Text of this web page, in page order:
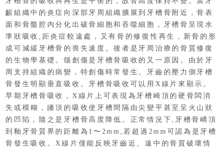
齦組織中的炎症向深部牙周組織擴展到牙槽骨附近，骨表
面和骨髓腔內分化出破骨細胞和吞噬細胞，牙槽骨呈現水
準狀吸收;距炎症較遠處，又有骨的修復性再生，新骨的形
成可減緩牙槽骨的喪失速度。後者是牙周治療的骨質修復
的生物學基礎。颌創傷是牙槽骨吸收的又一原因。由於牙
周支持組織的病變，特創傷時常發生。牙齒的壓力側牙槽
骨發生明顯垂直吸收。牙槽骨吸收可以用X線片來顯示。
早期牙槽骨吸收，X線片上可表現為牙槽崎頂的硬骨闆消
失或模糊，皤頂的吸收使牙槽間隔由尖變平甚至呈火山狀
的凹陷，隨之是牙槽骨高度降低。正常情況下,牙槽骨嶠頂
到釉牙骨質界的距離為1〜2mm,若超過2mm可認為是牙槽
骨發生吸收。X線片僅能反映牙齒近、遠中的骨質破壞情